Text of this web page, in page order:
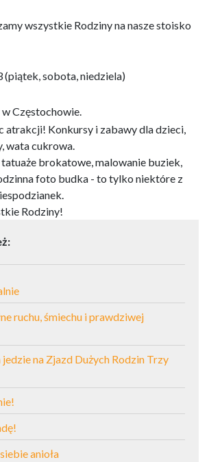
wszystkie Rodziny na nasze stoisko
(piątek, sobota, niedziela)
Częstochowie.
atrakcji! Konkursy i zabawy dla dzieci,
wata cukrowa.
brokatowe, malowanie buziek,
foto budka - to tylko niektóre z
Rodziny!
ruchu, śmiechu i prawdziwej
na Zjazd Dużych Rodzin Trzy
anioła